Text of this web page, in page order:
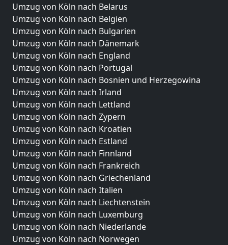
Umzug von Köln nach Belarus
Umzug von Köln nach Belgien
Umzug von Köln nach Bulgarien
Umzug von Köln nach Dänemark
Umzug von Köln nach England
Umzug von Köln nach Portugal
Umzug von Köln nach Bosnien und Herzegowina
Umzug von Köln nach Irland
Umzug von Köln nach Lettland
Umzug von Köln nach Zypern
Umzug von Köln nach Kroatien
Umzug von Köln nach Estland
Umzug von Köln nach Finnland
Umzug von Köln nach Frankreich
Umzug von Köln nach Griechenland
Umzug von Köln nach Italien
Umzug von Köln nach Liechtenstein
Umzug von Köln nach Luxemburg
Umzug von Köln nach Niederlande
Umzug von Köln nach Norwegen